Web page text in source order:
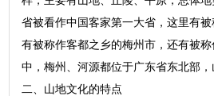
省被看作中国客家第一大省，这里有被
有被称作客都之乡的梅州市，还有被
中，梅州、河源都位于广东省东北部，
二、山地文化的特点